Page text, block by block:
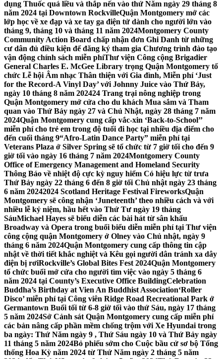
dụng Thuốc quá liều và thắp nến vào thứ Năm ngày 29 tháng 8
năm 2024 tại Downtown RockvilleQuận Montgomery mở các
lớp học về xe đạp và xe tay ga điện tử dành cho người lớn vào
tháng 9, tháng 10 và tháng 11 năm 2024Montgomery County
Community Action Board chấp nhận đơn Ghi Danh từ những
cư dân đủ điều kiện để đăng ký tham gia Chương trình đào tạo
vận động chính sách miễn phíThư viện Công cộng Brigadier
General Charles E. McGee Library trọng Quận Montgomery tổ
chức Lễ hội Âm nhạc Thân thiện với Gia đình, Miễn phí ‘Just
for the Record-A Vinyl Day’ với Johnny Juice vào Thứ Bảy,
ngày 10 tháng 8 năm 202424 Trang trại nông nghiệp trong
Quận Montgomery mở cửa cho du khách Mua sắm và Tham
quan vào Thứ Bảy ngày 27 và Chủ Nhật, ngày 28 tháng 7 năm
2024Quận Montgomery cung cấp vắc-xin ‘Back-to-School’’
miễn phí cho trẻ em trong độ tuổi đi học tại nhiều địa điểm cho
đến cuối tháng 9“Afro-Latin Dance Party” miễn phí tại
Veterans Plaza ở Silver Spring sẽ tổ chức từ 7 giờ tối cho đến 9
giờ tối vào ngày 16 tháng 7 năm 2024Montgomery County
Office of Emergency Management and Homeland Security
Thông Báo về nhiệt độ cực kỳ nguy hiểm Có hiệu lực từ trưa
Thứ Bảy ngày 22 tháng 6 đến 8 giờ tối Chủ nhật ngày 23 tháng
6 năm 20242024 Scotland Heritage Festival FireworksQuận
Montgomery sẽ công nhận ‘Juneteenth’ theo nhiều cách và với
nhiều lễ kỷ niệm, hầu hết vào Thứ Tư ngày 19 tháng
SáuMichael Hayes sẽ biểu diễn các bài hát từ sân khấu
Broadway và Opera trong buổi biểu diễn miễn phí tại Thư viện
công cộng quận Montgomery ở Olney vào Chủ nhật, ngày 9
tháng 6 năm 2024Quận Montgomery cung cấp thông tin cập
nhật về thời tiết khắc nghiệt và Kêu gọi người dân tránh xa dây
điện bị rơiRockville’s Global Bites Fest 2024Quận Montgomery
tổ chức buổi mở cửa cho người tìm việc vào ngày 5 tháng 6
năm 2024 tại County’s Executive Office BuildingCelebration
Buddha’s Birthday at Vien An Buddhist Association‘Roller
Disco’ miễn phí tại Công viên Ridge Road Recreational Park ở
Germantown Buổi tối từ 6-8 giờ tối vào thứ Sáu, ngày 17 tháng
5 năm 2024Sở Cảnh sát Quận Montgomery cung cấp miễn phí
các bản nâng cấp phần mềm chống trộm với Xe Hyundai trong
ba ngày: Thứ Năm ngày 9 , Thứ Sáu ngày 10 và Thứ Bảy ngày
11 tháng 5 năm 2024Bỏ phiếu sớm cho Cuộc bầu cử sơ bộ Tổng
thống Hoa Kỳ năm 2024 từ Thứ Năm ngày 2 tháng 5 năm